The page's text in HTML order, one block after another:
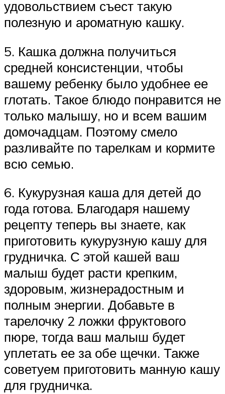
удовольствием съест такую
полезную и ароматную кашку.
5. Кашка должна получиться
средней консистенции, чтобы
вашему ребенку было удобнее ее
глотать. Такое блюдо понравится не
только малышу, но и всем вашим
домочадцам. Поэтому смело
разливайте по тарелкам и кормите
всю семью.
6. Кукурузная каша для детей до
года готова. Благодаря нашему
рецепту теперь вы знаете, как
приготовить кукурузную кашу для
грудничка. С этой кашей ваш
малыш будет расти крепким,
здоровым, жизнерадостным и
полным энергии. Добавьте в
тарелочку 2 ложки фруктового
пюре, тогда ваш малыш будет
уплетать ее за обе щечки. Также
советуем приготовить манную кашу
для грудничка.